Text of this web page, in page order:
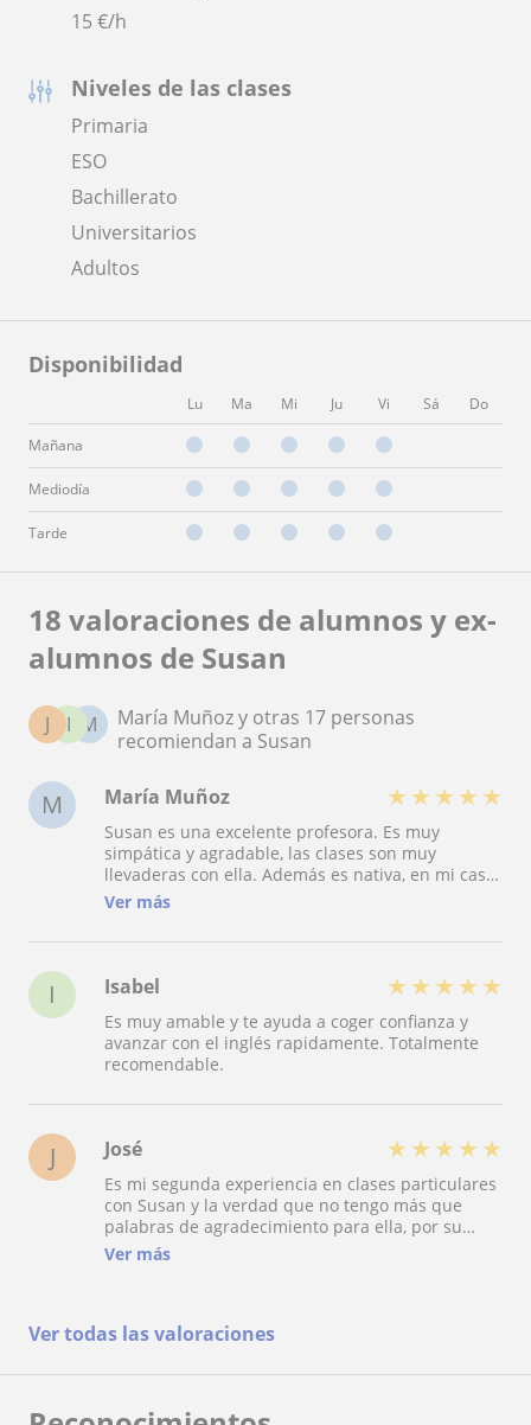
15€/h
Niveles de las clases
Primaria
ESO
Bachillerato
Universitarios
Adultos
Disponibilidad
Lu Ma Mi Ju Vi Sá Do
Mañana
Mediodía
Tarde
18 valoraciones de alumnos y ex-
alumnos de Susan
M
I
J
María Muñoz y otras 17 personas
recomiendan a Susan
M María Muñoz ★ ★ ★ ★ ★
Susan es una excelente profesora. Es muy
simpática y agradable, las clases son muy
llevaderas con ella. Además es nativa, en mi caso
he mejorado muchísimo el listening y el speaking
encanto.
Ver más
I Isabel ★ ★ ★ ★ ★
Es muy amable y te ayuda a coger confianza y
avanzar con el inglés rapidamente. Totalmente
recomendable.
J José ★ ★ ★ ★ ★
Es mi segunda experiencia en clases particulares
con Susan y la verdad que no tengo más que
palabras de agradecimiento para ella, por su
dedicación , por su flexibilidad para atenderme ,
con una calificación de B2, muy aconsejable.
Ver más
Ver todas las valoraciones